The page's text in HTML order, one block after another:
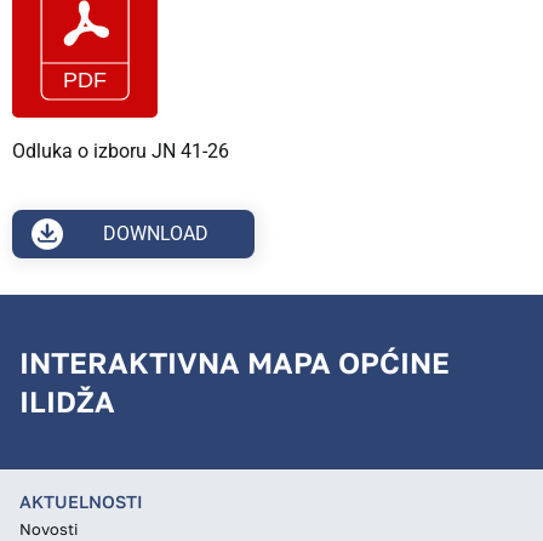
Odluka o izboru JN 41-26
DOWNLOAD
INTERAKTIVNA MAPA OPĆINE
ILIDŽA
AKTUELNOSTI
Novosti